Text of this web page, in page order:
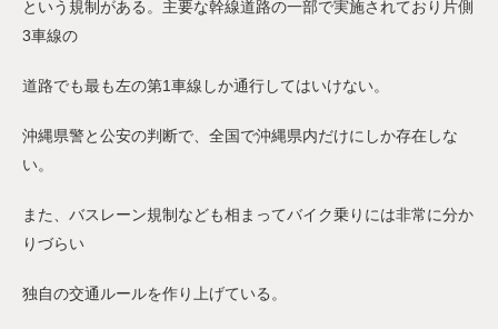
という規制がある。主要な幹線道路の一部で実施されており片側
3車線の
道路でも最も左の第1車線しか通行してはいけない。
沖縄県警と公安の判断で、全国で沖縄県内だけにしか存在しな
い。
また、バスレーン規制なども相まってバイク乗りには非常に分か
りづらい
独自の交通ルールを作り上げている。